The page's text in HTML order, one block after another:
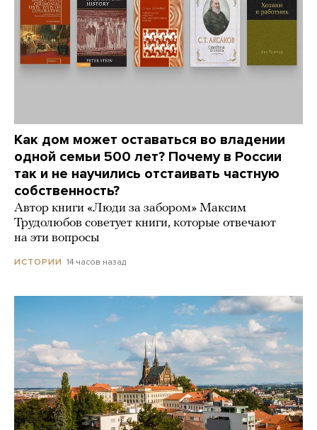
Как дом может оставаться во владении
одной семьи 500 лет? Почему в России
так и не научились отстаивать частную
собственность?
Автор книги «Люди за забором» Максим
Трудолюбов советует книги, которые отвечают
на эти вопросы
ИСТОРИИ 14 часов назад